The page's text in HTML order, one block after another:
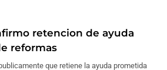
retencion de ayuda
reformas
que retiene la ayuda prometida